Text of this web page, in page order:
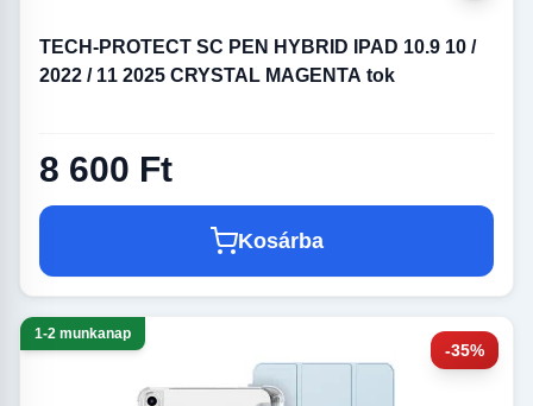
TECH-PROTECT SC PEN HYBRID IPAD 10.9 10 /
2022 / 11 2025 CRYSTAL MAGENTA tok
8 600 Ft
Kosárba
-35%
1-2 munkanap